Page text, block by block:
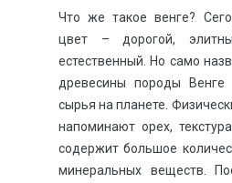
Что же такое венге?
цвет – дорогой,
естественный. Но само
древесины породы Венге
сырья на планете.
напоминают орех,
содержит большое
минеральных веществ.